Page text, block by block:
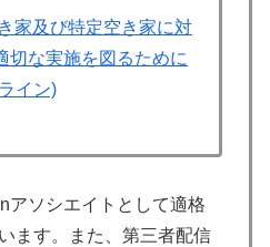
家及び特定空き家に対
切な実施を図るために
イン)
ソシエイトとして適格
ます。また、第三者配信